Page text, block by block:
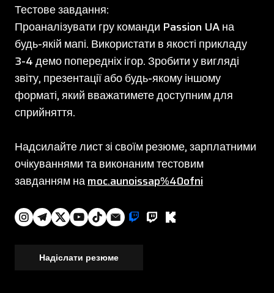
Тестове завдання:
Проаналізувати гру команди Passion UA на
будь-якій мапі. Використати в якості прикладу
3-4 демо попередніх ігор. Зробити у вигляді
звіту, презентації або будь-якому іншому
форматі, який вважатимете доступним для
сприйняття.
Надсилайте лист зі своїм резюме, зарплатними
очікуваннями та виконаним тестовим
завданням наmoc.aunoissap%40ofni
Надіслати резюме